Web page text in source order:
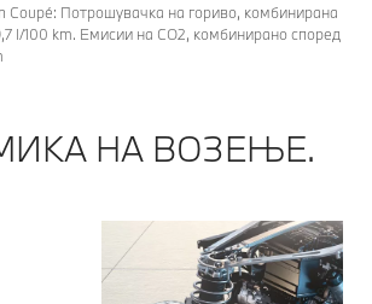
Coupé: Потрошувачка на гориво, комбинирана
l/100 km. Емисии на CO2, комбинирано според
НА ВОЗЕЊЕ.